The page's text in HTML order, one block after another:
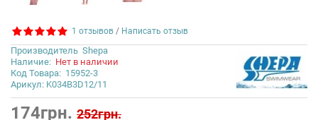
1 отзывов / Написать отзыв
Производитель Shepa
Наличие: Нет в наличии
Код Товара: 15952-3
Арикул: K034B3D12/11
174грн. 252грн.